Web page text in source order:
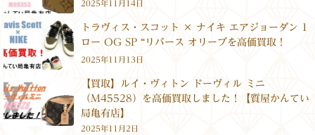
2025年11月14日
トラヴィス・スコット × ナイキ エアジョーダン 1
ロー OG SP “リバース オリーブを高価買取！
2025年11月13日
【買取】ルイ・ヴィトン ドーヴィル ミニ
（M45528）を高価買取しました！【質屋かんてい
局亀有店】
2025年11月2日